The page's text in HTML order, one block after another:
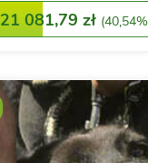
21 081,79 zł (40,54%